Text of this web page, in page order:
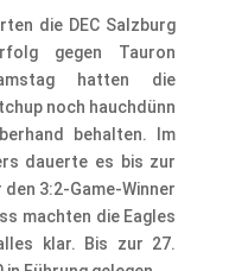
die DEC Salzburg
gegen Tauron
hatten die
noch hauchdünn
behalten. Im
dauerte es bis zur
den 3:2-Game-Winner
machten die Eagles
klar. Bis zur 27.